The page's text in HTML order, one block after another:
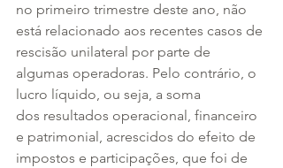
no primeiro trimestre deste ano, não
está relacionado aos recentes casos de
rescisão unilateral por parte de
algumas operadoras. Pelo contrário, o
lucro líquido, ou seja, a soma
dos resultados operacional, financeiro
e patrimonial, acrescidos do efeito de
impostos e participações, que foi de